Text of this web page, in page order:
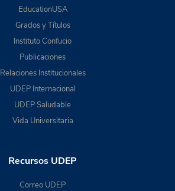
EducationUSA
Grados y Títulos
Instituto Confucio
Publicaciones
Relaciones Institucionales
UDEP Internacional
UDEP Saludable
Vida Universitaria
Recursos UDEP
Correo UDEP